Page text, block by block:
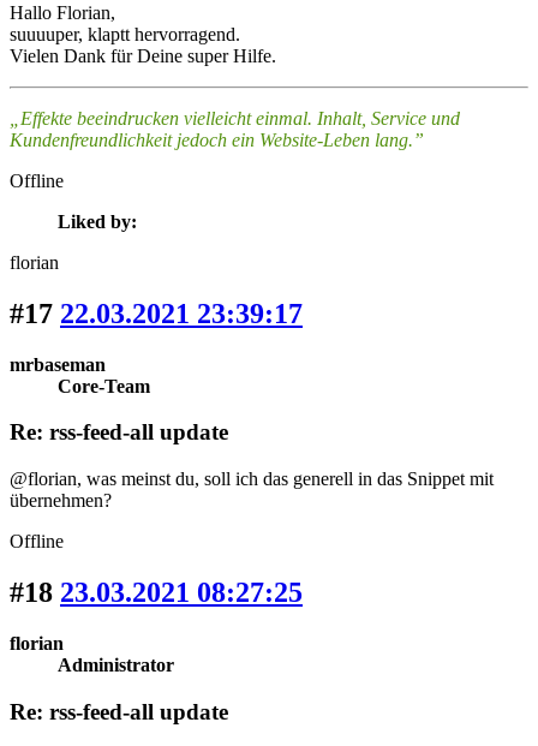
Hallo Florian,
suuuuper, klaptt hervorragend.
Vielen Dank für Deine super Hilfe.
„Effekte beeindrucken vielleicht einmal. Inhalt, Service und
Kundenfreundlichkeit jedoch ein Website-Leben lang.”
Offline
Liked by:
florian
#17 22.03.2021 23:39:17
mrbaseman
Core-Team
Re: rss-feed-all update
@florian, was meinst du, soll ich das generell in das Snippet mit
übernehmen?
Offline
#18 23.03.2021 08:27:25
florian
Administrator
Re: rss-feed-all update